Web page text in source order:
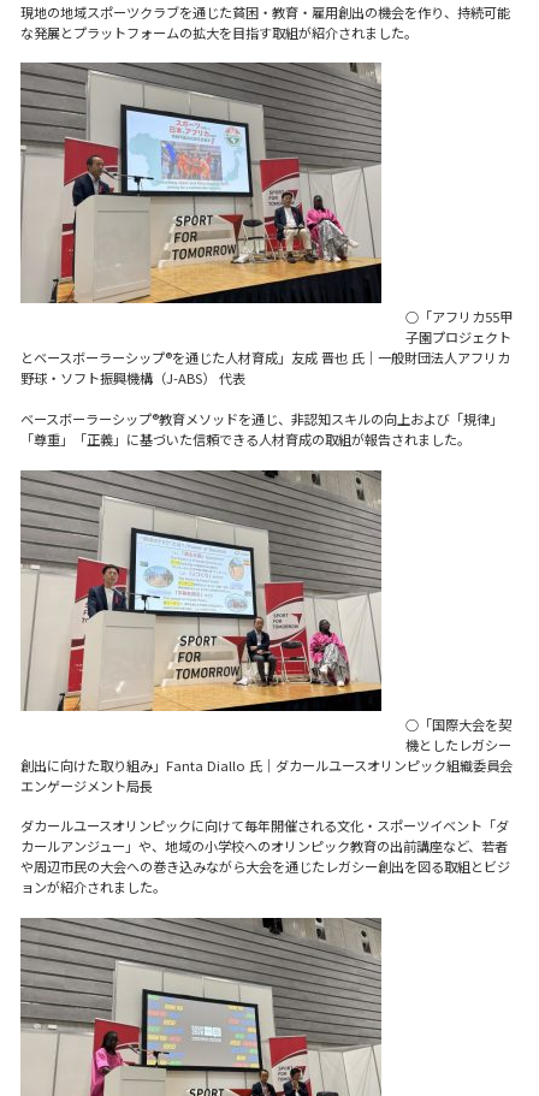
現地の地域スポーツクラブを通じた貧困・教育・雇用創出の機会を作り、持続可能
な発展とプラットフォームの拡大を目指す取組が紹介されました。
○「アフリカ55甲
子園プロジェクト
とベースボーラーシップ®を通じた人材育成」友成 晋也 氏｜一般財団法人アフリカ
野球・ソフト振興機構（J-ABS） 代表
ベースボーラーシップ®教育メソッドを通じ、非認知スキルの向上および「規律」
「尊重」「正義」に基づいた信頼できる人材育成の取組が報告されました。
○「国際大会を契
機としたレガシー
創出に向けた取り組み」Fanta Diallo 氏｜ダカールユースオリンピック組織委員会
エンゲージメント局長
ダカールユースオリンピックに向けて毎年開催される文化・スポーツイベント「ダ
カールアンジュー」や、地域の小学校へのオリンピック教育の出前講座など、若者
や周辺市民の大会への巻き込みながら大会を通じたレガシー創出を図る取組とビジ
ョンが紹介されました。